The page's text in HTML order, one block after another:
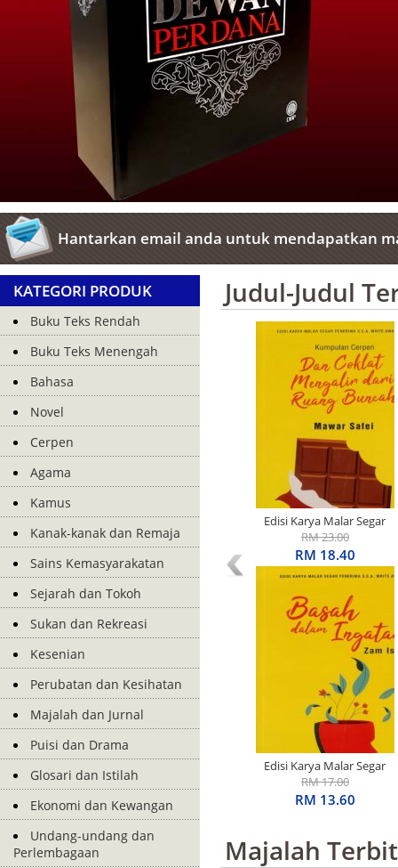
Hantarkan email anda untuk mendapatkan
KATEGORI PRODUK
Buku Teks Rendah
Buku Teks Menengah
Bahasa
Novel
Cerpen
Agama
Kamus
Kanak-kanak dan Remaja
Sains Kemasyarakatan
Sejarah dan Tokoh
Sukan dan Rekreasi
Kesenian
Perubatan dan Kesihatan
Majalah dan Jurnal
Puisi dan Drama
Glosari dan Istilah
Ekonomi dan Kewangan
Undang-undang dan
Perlembagaan
Judul-Judul
Edisi Karya Malar Segar
Penerima S.E.A. Write
Award: Kumpulan Cerpen:
Dan Coklat Mengalir Dari
Ruang Buncah
RM 23.00
RM 18.40
Edisi Karya Malar Segar
Penerima S.E.A. Write
Award: Basah Dalam
RM 17.00
RM 13.60
Majalah